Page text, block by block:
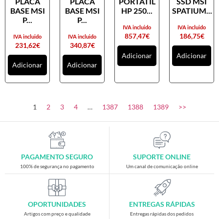
Placas gráficas
SAIS
Ventoínhas
Computadores
All-in-One
Gaming
Acessórios gaming
Cadeiras gaming
Merchandising
BASE MSI
P...
231,62€
IVA incluido
Adicionar
BASE MSI
P...
340,87€
IVA incluido
Adicionar
HP 250...
857,47€
IVA incluido
Adicionar
SPATIUM...
186,75€
IVA incluido
Adicionar
1 2 3 4 … 1387 1388 1389 >>
PAGAMENTO SEGURO
100% de segurança no pagamento
SUPORTE ONLINE
Um canal de comunicação online
OPORTUNIDADES
Artigos com preço e qualidade
ENTREGAS RÁPIDAS
Entregas rápidas dos pedidos